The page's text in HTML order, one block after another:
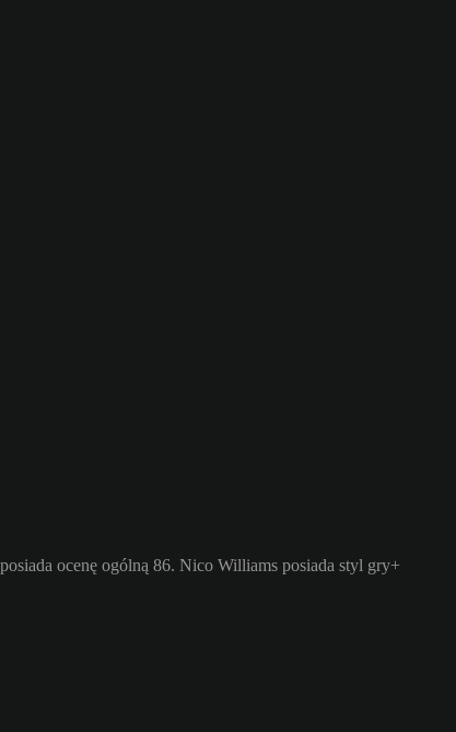
ocenę ogólną 86. Nico Williams posiada styl gry+